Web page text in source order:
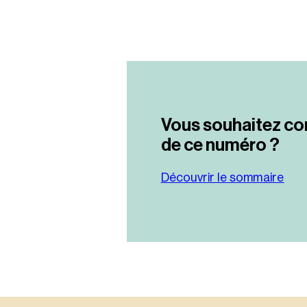
Vous souhaitez
de ce numéro ?
Découvrir le sommaire